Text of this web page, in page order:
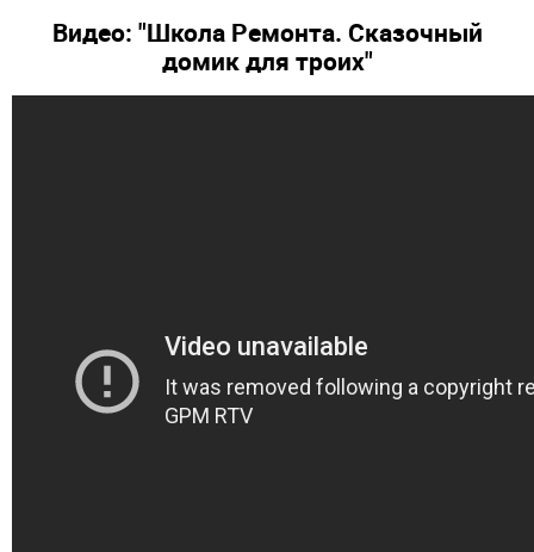
Видео: "Школа Ремонта. Сказочный
домик для троих"